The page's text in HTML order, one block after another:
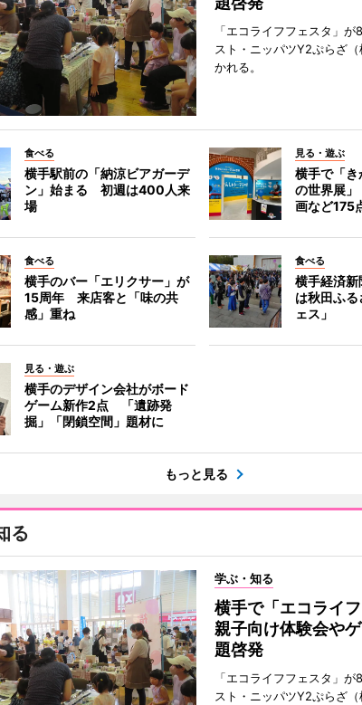
「エコライフフェスタ」
スト・ニッパツY2ぷらざ
かれる。
食べる
横手駅前の「納涼ビアガーデ
ン」始まる 初週は400人来
場
見る・遊ぶ
横手で「
の世界展
画など175
食べる
横手のバー「エリクサー」が
15周年 来店客と「味の共
感」重ね
食べる
横手経済
は秋田ふ
ェス」
見る・遊ぶ
横手のデザイン会社がボード
ゲーム新作2点 「遺跡発
掘」「閉鎖空間」題材に
もっと見る
る
学ぶ・知る
横手で「エコライ
親子向け体験会や
題啓発
「エコライフフェスタ」
スト・ニッパツY2ぷらざ